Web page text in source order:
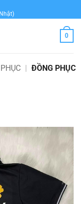
0
| ĐỒNG PHỤC